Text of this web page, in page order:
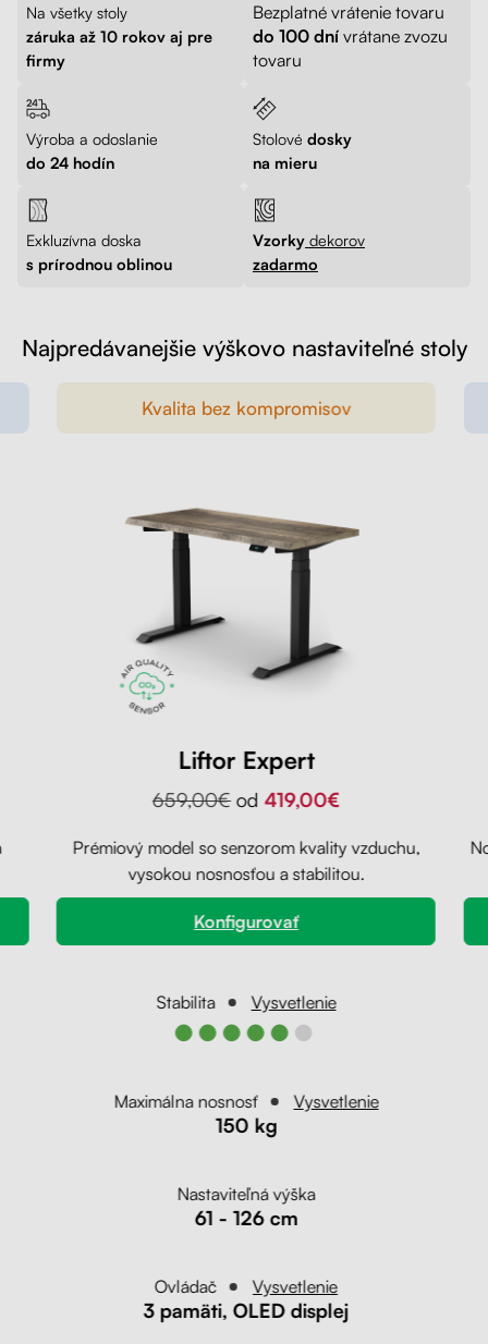
Na všetky stoly
záruka až 10 rokov aj pre
firmy
Bezplatné vrátenie tovaru
do 100 dní vrátane zvozu
tovaru
Výroba a odoslanie
do 24 hodín
Stolové dosky
na mieru
Exkluzívna doska
s prírodnou oblinou
Vzorky dekorov
zadarmo
Najpredávanejšie výškovo nastaviteľné stoly
Kvalita bez kompromisov
Liftor Expert
659,00€ od419,00€
Prémiový model so senzorom kvality vzduchu,
vysokou nosnosťou a stabilitou.
Konfigurovať
Stabilita Vysvetlenie
●●●●●●
Maximálna nosnosť Vysvetlenie
150 kg
Nastaviteľná výška
61 - 126 cm
Ovládač Vysvetlenie
3 pamäti, OLED displej